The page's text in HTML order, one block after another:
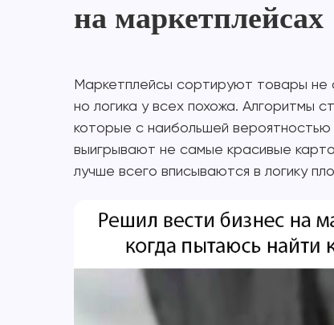
на маркетплейсах
Маркетплейсы сортируют товары
но логика у всех похожа. Алгоритмы
которые с наибольшей
выигрывают не самые красивые
лучше всего вписываются в логику